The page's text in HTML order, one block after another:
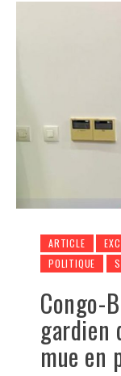
ARTICLE
POLITIQUE
Congo-
gardien
mue en